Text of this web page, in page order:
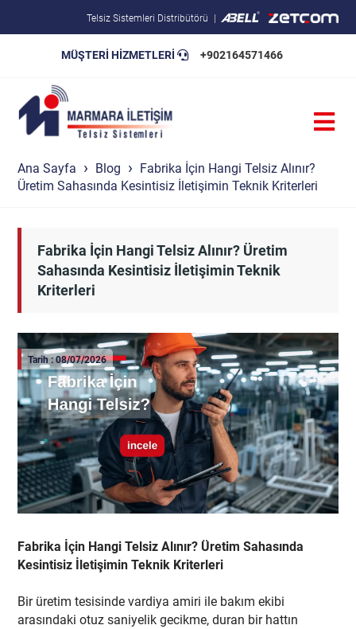
Telsiz Sistemleri Distribütörü
MÜŞTERİ HİZMETLERİ +902164571466
Ana Sayfa Blog
Fabrika İçin Hangi Telsiz Alınır?
Üretim Sahasında Kesintisiz İletişimin Teknik Kriterleri
Fabrika İçin Hangi Telsiz Alınır? Üretim
Sahasında Kesintisiz İletişimin Teknik
Kriterleri
Tarih : 08/07/2026
Fabrika İçin Hangi Telsiz Alınır? Üretim Sahasında
Kesintisiz İletişimin Teknik Kriterleri
Bir üretim tesisinde vardiya amiri ile bakım ekibi
arasındaki otuz saniyelik gecikme, duran bir hattın